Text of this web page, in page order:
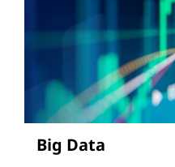
Big Data